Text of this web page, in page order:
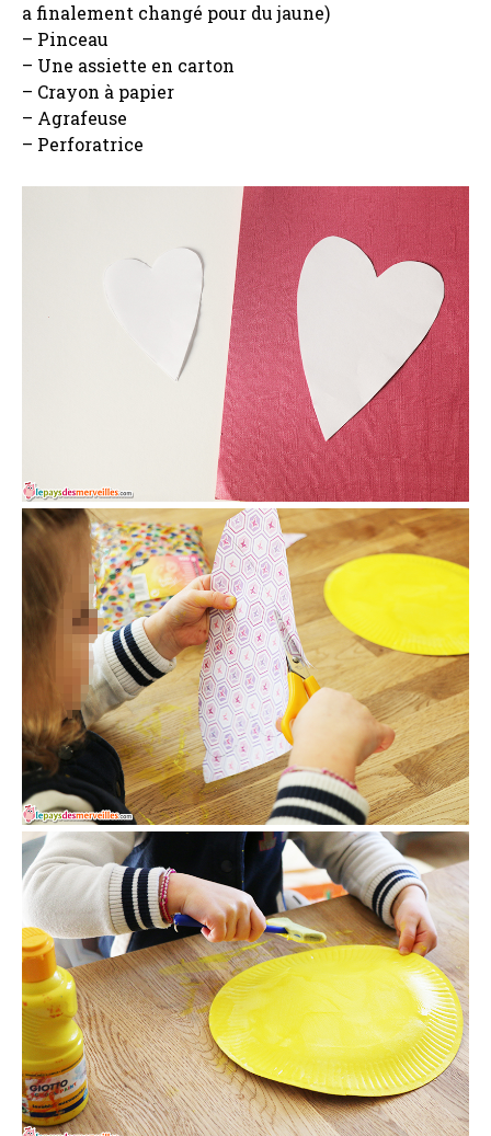
a finalement changé pour du jaune)
– Pinceau
– Une assiette en carton
– Crayon à papier
– Agrafeuse
– Perforatrice